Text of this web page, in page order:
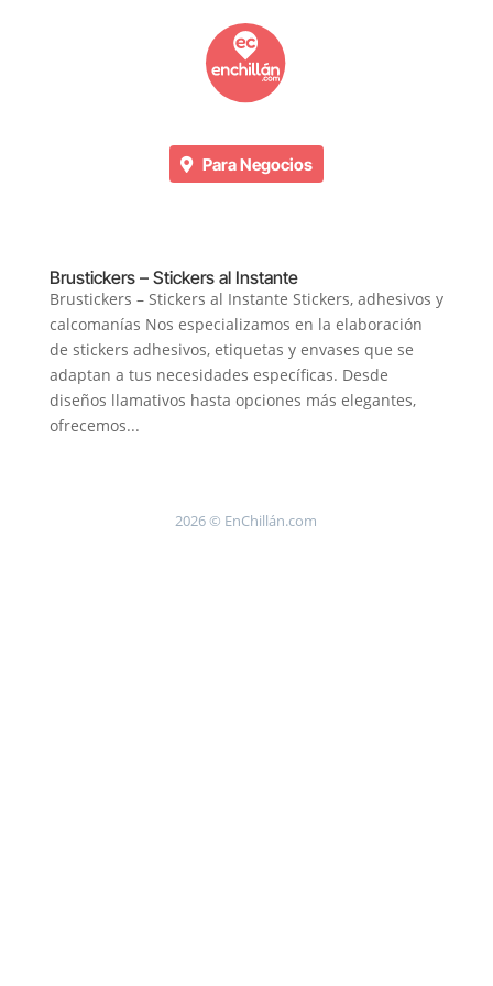
Para Negocios
Brustickers – Stickers al Instante
Brustickers – Stickers al Instante Stickers, adhesivos y
calcomanías Nos especializamos en la elaboración
de stickers adhesivos, etiquetas y envases que se
adaptan a tus necesidades específicas. Desde
diseños llamativos hasta opciones más elegantes,
ofrecemos...
2026 © EnChillán.com